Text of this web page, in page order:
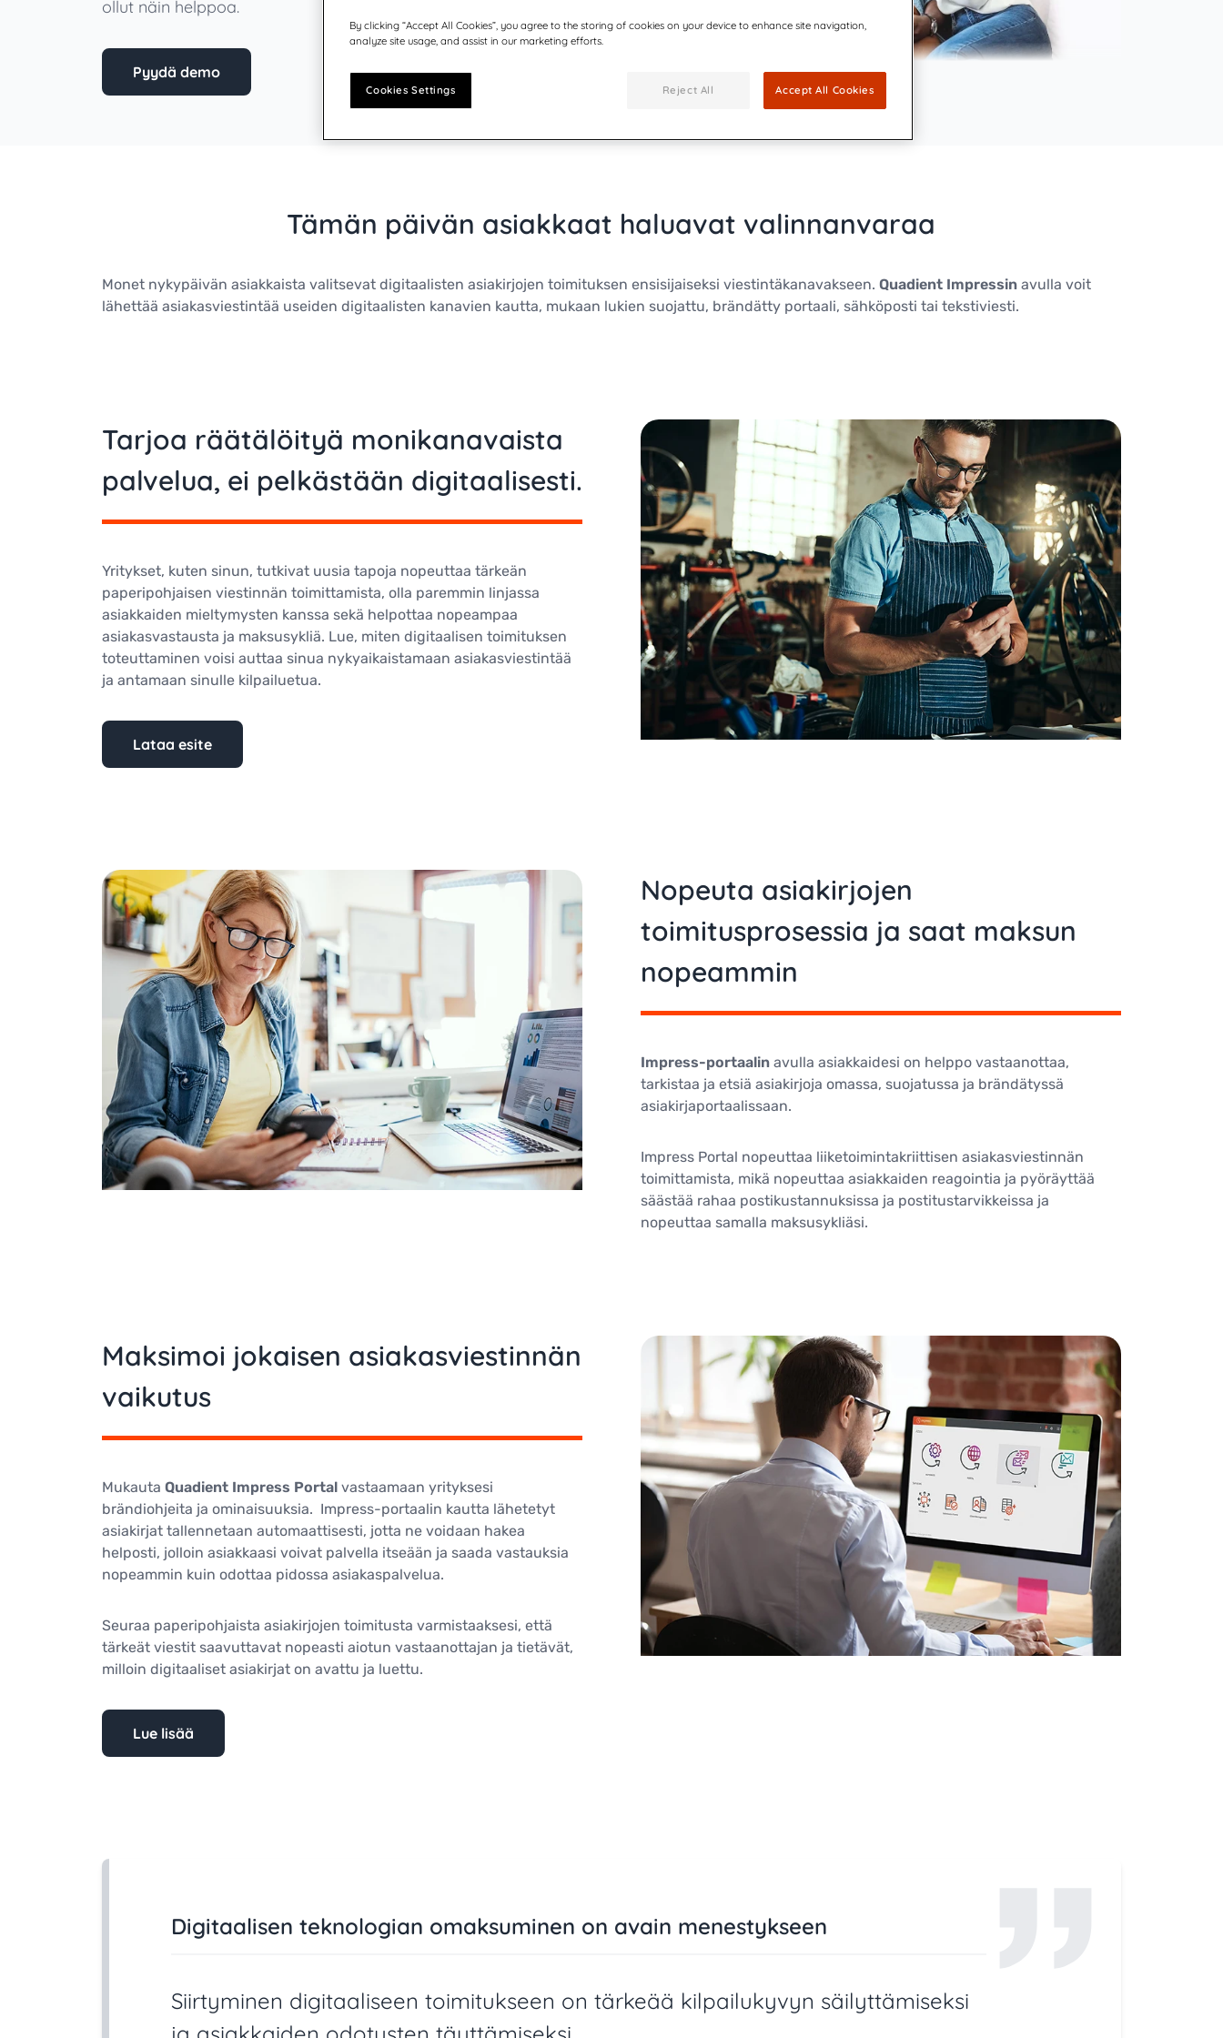
Germany
United States
Värikasetit ja tarvikkeet
Sveitsi - DE
Intia
Kanada - EN
ollut näin helppoa.
Pyydä demo
Tämän päivän asiakkaat haluavat valinnanvaraa
Monet nykypäivän asiakkaista valitsevat digitaalisten asiakirjojen toimituksen ensisijaiseksi viestintäkanavakseen. Quadient Impressin avulla voit
lähettää asiakasviestintää useiden digitaalisten kanavien kautta, mukaan lukien suojattu, brändätty portaali, sähköposti tai tekstiviesti.
Tarjoa räätälöityä monikanavaista
palvelua, ei pelkästään digitaalisesti.
Yritykset, kuten sinun, tutkivat uusia tapoja nopeuttaa tärkeän
paperipohjaisen viestinnän toimittamista, olla paremmin linjassa
asiakkaiden mieltymysten kanssa sekä helpottaa nopeampaa
asiakasvastausta ja maksusykliä. Lue, miten digitaalisen toimituksen
toteuttaminen voisi auttaa sinua nykyaikaistamaan asiakasviestintää
ja antamaan sinulle kilpailuetua.
Lataa esite
Nopeuta asiakirjojen
toimitusprosessia ja saat maksun
nopeammin
Impress-portaalinavulla asiakkaidesi on helppo vastaanottaa,
tarkistaa ja etsiä asiakirjoja omassa, suojatussa ja brändätyssä
asiakirjaportaalissaan.
Impress Portal nopeuttaa liiketoimintakriittisen asiakasviestinnän
toimittamista, mikä nopeuttaa asiakkaiden reagointia ja pyöräyttää
säästää rahaa postikustannuksissa ja postitustarvikkeissa ja
nopeuttaa samalla maksusykliäsi.
Maksimoi jokaisen asiakasviestinnän
vaikutus
Mukauta Quadient Impress Portal vastaamaan yrityksesi
brändiohjeita ja ominaisuuksia. Impress-portaalin kautta lähetetyt
asiakirjat tallennetaan automaattisesti, jotta ne voidaan hakea
helposti, jolloin asiakkaasi voivat palvella itseään ja saada vastauksia
nopeammin kuin odottaa pidossa asiakaspalvelua.
Seuraa paperipohjaista asiakirjojen toimitusta varmistaaksesi, että
tärkeät viestit saavuttavat nopeasti aiotun vastaanottajan ja tietävät,
milloin digitaaliset asiakirjat on avattu ja luettu.
Lue lisää
Digitaalisen teknologian omaksuminen on avain menestykseen
Siirtyminen digitaaliseen toimitukseen on tärkeää kilpailukyvyn säilyttämiseksi
By clicking “Accept All Cookies”, you agree to the storing of cookies on your device to enhance site navigation,
analyze site usage, and assist in our marketing efforts.
Cookies Settings Reject All Accept All Cookies